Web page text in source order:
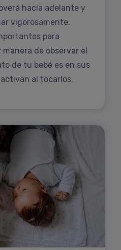
hacia adelante y
vigorosamente.
para
manera de observar el
de tu bebé es en sus
al tocarlos.